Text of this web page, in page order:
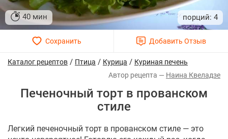
40 мин 4
Каталог рецептов / Птица / Курица / Куриная печень
Наина Квеладзе
Печеночный торт в прованском
стиле
Легкий печеночный торт в прованском стиле — это